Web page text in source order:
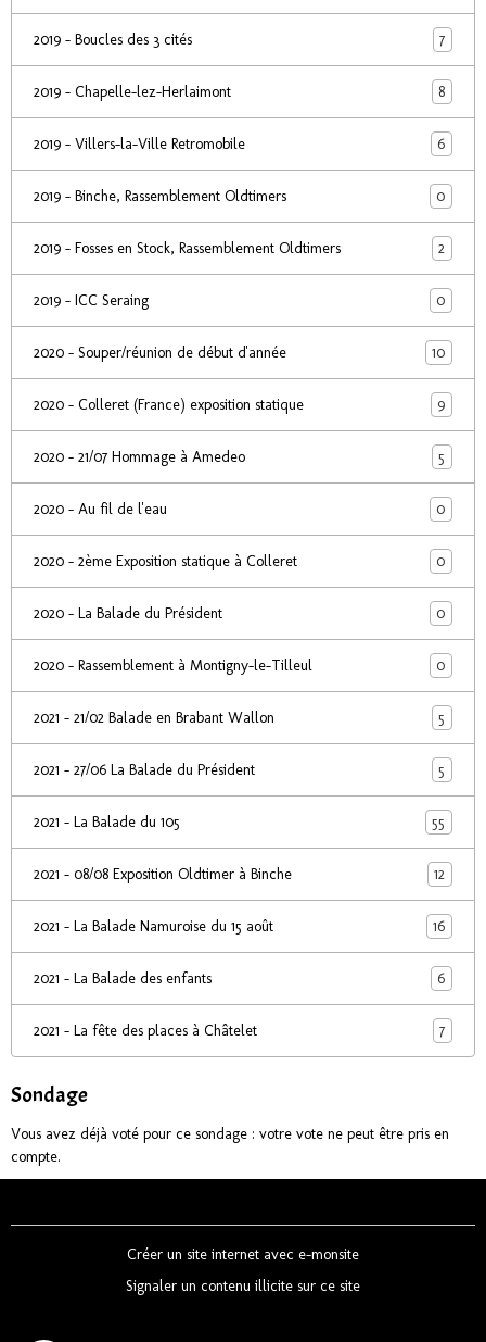
2019 - Boucles des 3 cités 7
2019 - Chapelle-lez-Herlaimont 8
2019 - Villers-la-Ville Retromobile 6
2019 - Binche, Rassemblement Oldtimers 0
2019 - Fosses en Stock, Rassemblement Oldtimers 2
2019 - ICC Seraing 0
2020 - Souper/réunion de début d'année 10
2020 - Colleret (France) exposition statique 9
2020 - 21/07 Hommage à Amedeo 5
2020 - Au fil de l'eau 0
2020 - 2ème Exposition statique à Colleret 0
2020 - La Balade du Président 0
2020 - Rassemblement à Montigny-le-Tilleul 0
2021 - 21/02 Balade en Brabant Wallon 5
2021 - 27/06 La Balade du Président 5
2021 - La Balade du 105 55
2021 - 08/08 Exposition Oldtimer à Binche 12
2021 - La Balade Namuroise du 15 août 16
2021 - La Balade des enfants 6
2021 - La fête des places à Châtelet 7
Sondage
Vous avez déjà voté pour ce sondage : votre vote ne peut être pris en
compte.
Créer un site internet avec e-monsite
Signaler un contenu illicite sur ce site